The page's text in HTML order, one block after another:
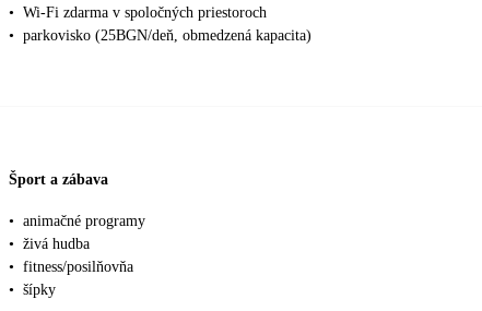
• Wi-Fi zdarma v spoločných priestoroch
• parkovisko (25BGN/deň, obmedzená kapacita)
Šport a zábava
• animačné programy
• živá hudba
• fitness/posilňovňa
• šípky